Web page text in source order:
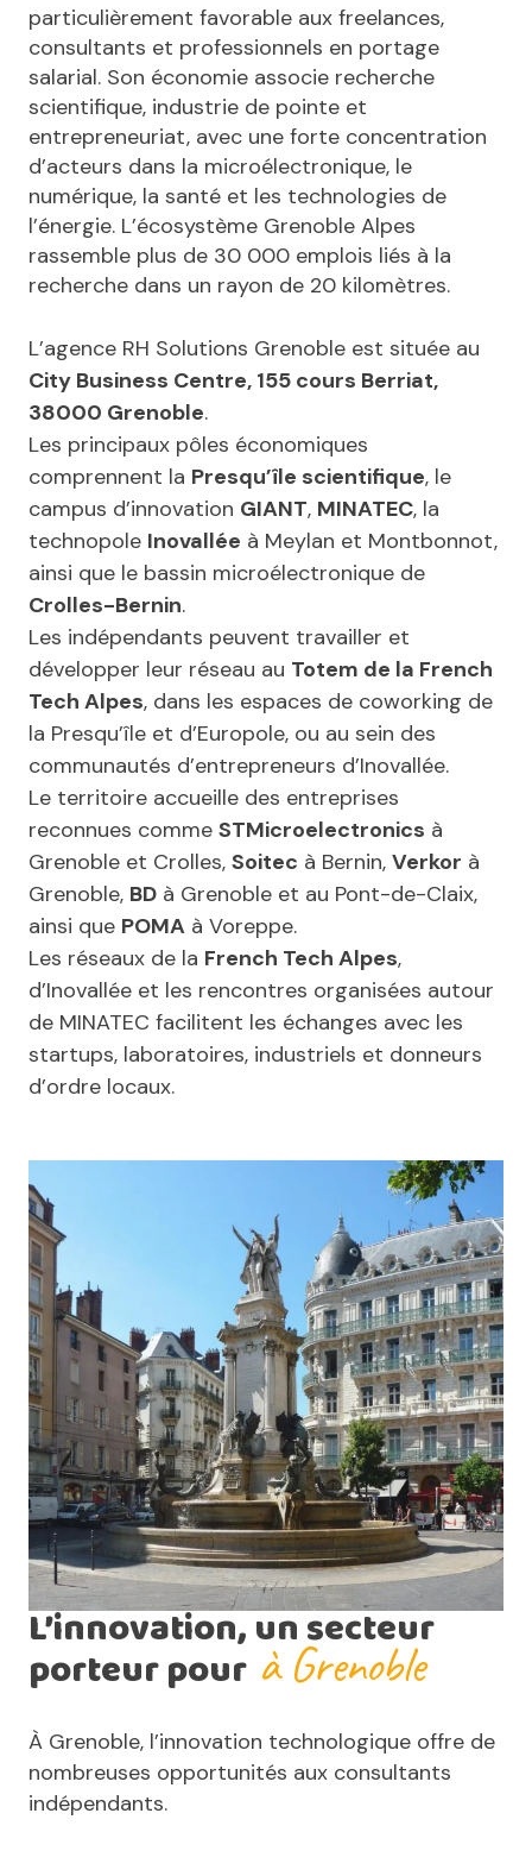
particulièrement favorable aux freelances,
consultants et professionnels en portage
salarial. Son économie associe recherche
scientifique, industrie de pointe et
entrepreneuriat, avec une forte concentration
d’acteurs dans la microélectronique, le
numérique, la santé et les technologies de
l’énergie. L’écosystème Grenoble Alpes
rassemble plus de 30 000 emplois liés à la
recherche dans un rayon de 20 kilomètres.
L’agence RH Solutions Grenoble est située au
City Business Centre, 155 cours Berriat,
38000 Grenoble.
Les principaux pôles économiques
comprennent la Presqu’île scientifique, le
campus d’innovation GIANT, MINATEC, la
technopole Inovallée à Meylan et Montbonnot,
ainsi que le bassin microélectronique de
Crolles-Bernin.
Les indépendants peuvent travailler et
développer leur réseau au Totem de la French
Tech Alpes, dans les espaces de coworking de
la Presqu’île et d’Europole, ou au sein des
communautés d’entrepreneurs d’Inovallée.
Le territoire accueille des entreprises
reconnues comme STMicroelectronics à
Grenoble et Crolles, Soitec à Bernin, Verkor à
Grenoble, BD à Grenoble et au Pont-de-Claix,
ainsi que POMA à Voreppe.
Les réseaux de la French Tech Alpes,
d’Inovallée et les rencontres organisées autour
de MINATEC facilitent les échanges avec les
startups, laboratoires, industriels et donneurs
d’ordre locaux.
L’innovation, un secteur
porteur pour à Grenoble
À Grenoble, l’innovation technologique offre de
nombreuses opportunités aux consultants
indépendants.